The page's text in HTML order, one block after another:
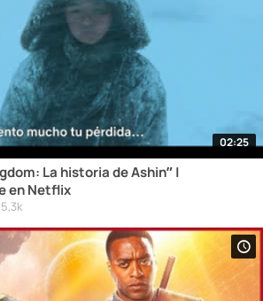
02:25
La historia de Ashin” |
en Netflix
5,3k